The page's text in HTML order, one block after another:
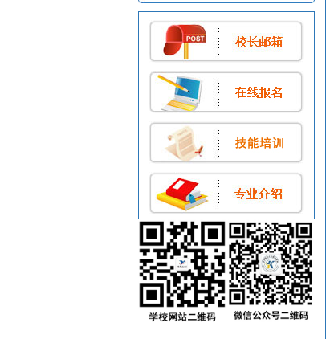
动者权益的专门规章
2026届毕业典礼暨实习欢送会